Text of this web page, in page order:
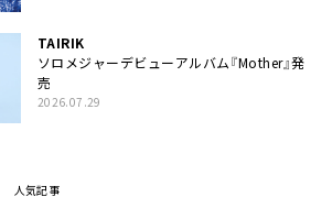
TAIRIK
ソロメジャーデビューアルバム『Mother』発
売
2026.07.29
人気記事